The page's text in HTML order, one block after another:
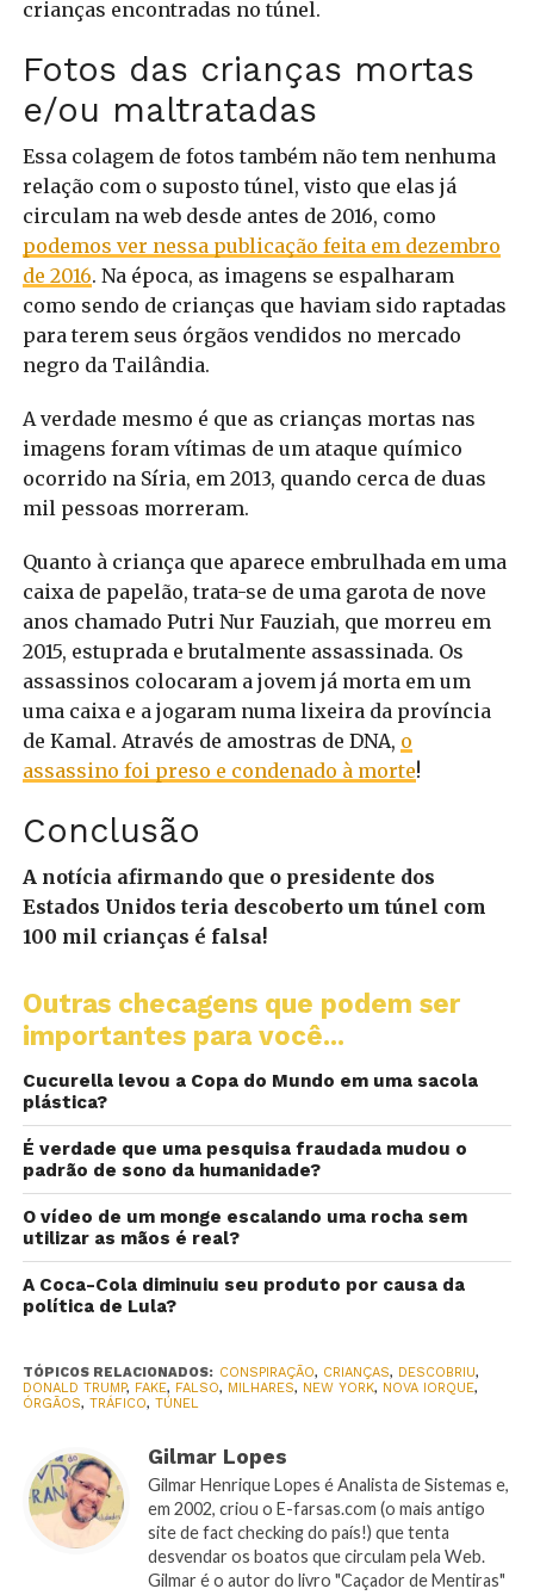
crianças encontradas no túnel.
Fotos das crianças mortas
e/ou maltratadas
Essa colagem de fotos também não tem nenhuma
relação com o suposto túnel, visto que elas já
circulam na web desde antes de 2016, como
podemos ver nessa publicação feita em dezembro
de 2016. Na época, as imagens se espalharam
como sendo de crianças que haviam sido raptadas
para terem seus órgãos vendidos no mercado
negro da Tailândia.
A verdade mesmo é que as crianças mortas nas
imagens foram vítimas de um ataque químico
ocorrido na Síria, em 2013, quando cerca de duas
mil pessoas morreram.
Quanto à criança que aparece embrulhada em uma
caixa de papelão, trata-se de uma garota de nove
anos chamado Putri Nur Fauziah, que morreu em
2015, estuprada e brutalmente assassinada. Os
assassinos colocaram a jovem já morta em um
uma caixa e a jogaram numa lixeira da província
de Kamal. Através de amostras de DNA, o
assassino foi preso e condenado à morte!
Conclusão
A notícia afirmando que o presidente dos
Estados Unidos teria descoberto um túnel com
100 mil crianças é falsa!
Outras checagens que podem ser
importantes para você...
Cucurella levou a Copa do Mundo em uma sacola
plástica?
É verdade que uma pesquisa fraudada mudou o
padrão de sono da humanidade?
O vídeo de um monge escalando uma rocha sem
utilizar as mãos é real?
A Coca-Cola diminuiu seu produto por causa da
política de Lula?
TÓPICOS RELACIONADOS: CONSPIRAÇÃO, CRIANÇAS, DESCOBRIU,
DONALD TRUMP, FAKE, FALSO, MILHARES, NEW YORK, NOVA IORQUE,
ÓRGÃOS, TRÁFICO, TÚNEL
Gilmar Lopes
Gilmar Henrique Lopes é Analista de Sistemas e,
em 2002, criou o E-farsas.com (o mais antigo
site de fact checking do país!) que tenta
desvendar os boatos que circulam pela Web.
Gilmar é o autor do livro "Caçador de Mentiras"